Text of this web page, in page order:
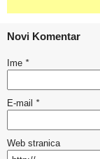
Novi Komentar
Ime *
E-mail *
Web stranica